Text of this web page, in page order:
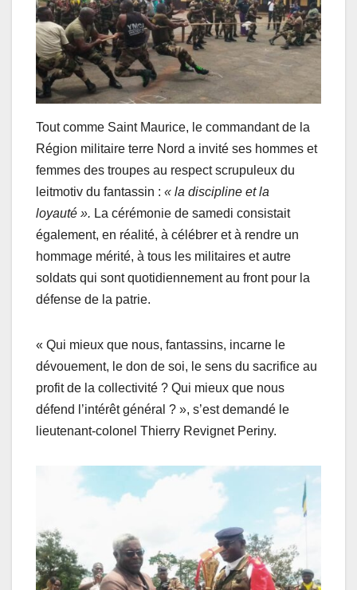
Tout comme Saint Maurice, le commandant de la
Région militaire terre Nord a invité ses hommes et
femmes des troupes au respect scrupuleux du
leitmotiv du fantassin : « la discipline et la
loyauté ». La cérémonie de samedi consistait
également, en réalité, à célébrer et à rendre un
hommage mérité, à tous les militaires et autre
soldats qui sont quotidiennement au front pour la
défense de la patrie.
« Qui mieux que nous, fantassins, incarne le
dévouement, le don de soi, le sens du sacrifice au
profit de la collectivité ? Qui mieux que nous
défend l’intérêt général ? », s’est demandé le
lieutenant-colonel Thierry Revignet Periny.